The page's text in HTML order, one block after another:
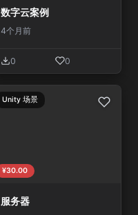
数字云案例
4个月前
0 0
Unity 场景
¥30.00
服务器